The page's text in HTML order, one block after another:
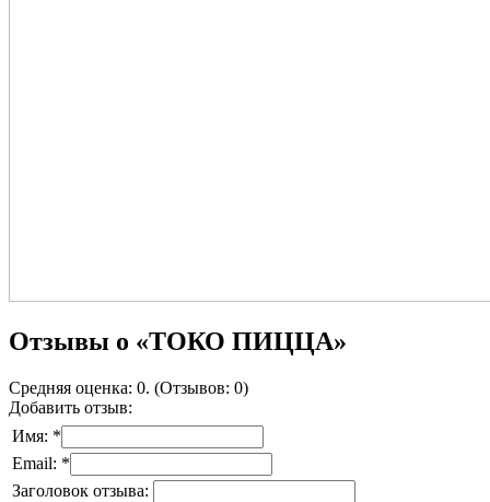
Отзывы о «ТОКО ПИЦЦА»
Средняя оценка: 0. (Отзывов: 0)
Добавить отзыв:
Имя: *
Email: *
Заголовок отзыва: